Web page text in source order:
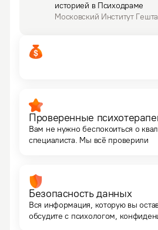
историей в Психодраме
Московский Институт
Проверенные
Вам не нужно беспокоиться о
специалиста. Мы всё проверили
Безопасность данных
Вся информация, которую вы
обсудите с психологом,